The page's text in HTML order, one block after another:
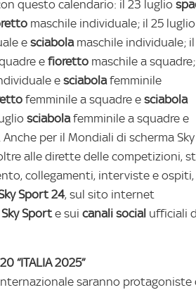
questo calendario: il 23 luglio
maschile individuale; il 25 luglio
esciabolamaschile individuale;
e fioretto maschile a
e sciabolafemminile
femminile a squadre e sciabola
sciabolafemminile a squadre e
per il Mondiali di scherma Sky
alle dirette delle competizioni,
collegamenti, interviste e ospiti,
Sport 24, sul sito internet
Sky Sporte sui canali social ufficiali
“ITALIA 2025”
saranno protagoniste